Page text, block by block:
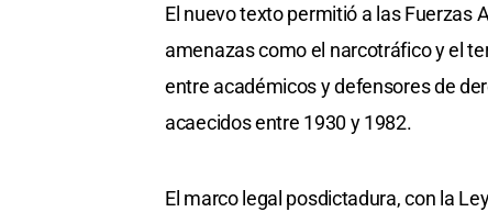
El nuevo texto permitió a las Fuerzas
amenazas como el narcotráfico y el
entre académicos y defensores de
acaecidos entre 1930 y 1982.
El marco legal posdictadura, con la